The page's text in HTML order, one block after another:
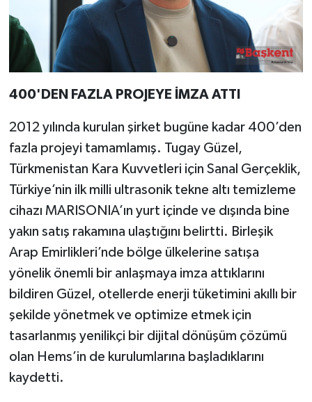
400'DEN FAZLA PROJEYE İMZA ATTI
2012 yılında kurulan şirket bugüne kadar 400’den
fazla projeyi tamamlamış. Tugay Güzel,
Türkmenistan Kara Kuvvetleri için Sanal Gerçeklik,
Türkiye’nin ilk milli ultrasonik tekne altı temizleme
cihazı MARISONIA’ın yurt içinde ve dışında bine
yakın satış rakamına ulaştığını belirtti. Birleşik
Arap Emirlikleri’nde bölge ülkelerine satışa
yönelik önemli bir anlaşmaya imza attıklarını
bildiren Güzel, otellerde enerji tüketimini akıllı bir
şekilde yönetmek ve optimize etmek için
tasarlanmış yenilikçi bir dijital dönüşüm çözümü
olan Hems’in de kurulumlarına başladıklarını
kaydetti.